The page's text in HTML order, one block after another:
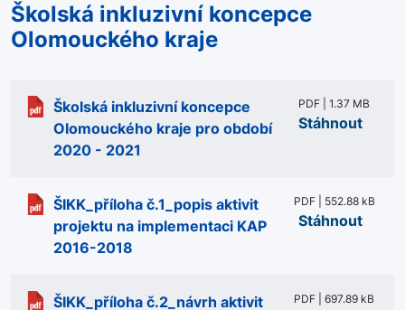
Školská inkluzivní koncepce
Olomouckého kraje
Školská inkluzivní koncepce
Olomouckého kraje pro období
2020 - 2021
PDF | 1.37 MB
Stáhnout
ŠIKK_příloha č.1_popis aktivit
projektu na implementaci KAP
2016-2018
PDF | 552.88 kB
Stáhnout
ŠIKK_příloha č.2_návrh aktivit
PDF | 697.89 kB